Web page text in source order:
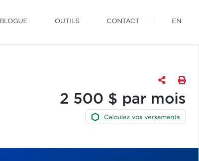
BLOGUE OUTILS CONTACT EN
2 500 $ par mois